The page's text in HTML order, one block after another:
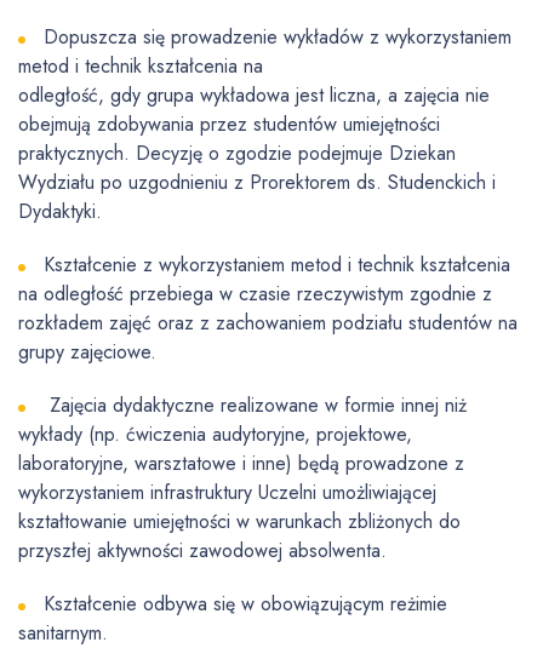
Dopuszcza się prowadzenie wykładów z wykorzystaniem
metod i technik kształcenia na
odległość, gdy grupa wykładowa jest liczna, a zajęcia nie
obejmują zdobywania przez studentów umiejętności
praktycznych. Decyzję o zgodzie podejmuje Dziekan
Wydziału po uzgodnieniu z Prorektorem ds. Studenckich i
Dydaktyki.
Kształcenie z wykorzystaniem metod i technik kształcenia
na odległość przebiega w czasie rzeczywistym zgodnie z
rozkładem zajęć oraz z zachowaniem podziału studentów na
grupy zajęciowe.
Zajęcia dydaktyczne realizowane w formie innej niż
wykłady (np. ćwiczenia audytoryjne, projektowe,
laboratoryjne, warsztatowe i inne) będą prowadzone z
wykorzystaniem infrastruktury Uczelni umożliwiającej
kształtowanie umiejętności w warunkach zbliżonych do
przyszłej aktywności zawodowej absolwenta.
Kształcenie odbywa się w obowiązującym reżimie
sanitarnym.